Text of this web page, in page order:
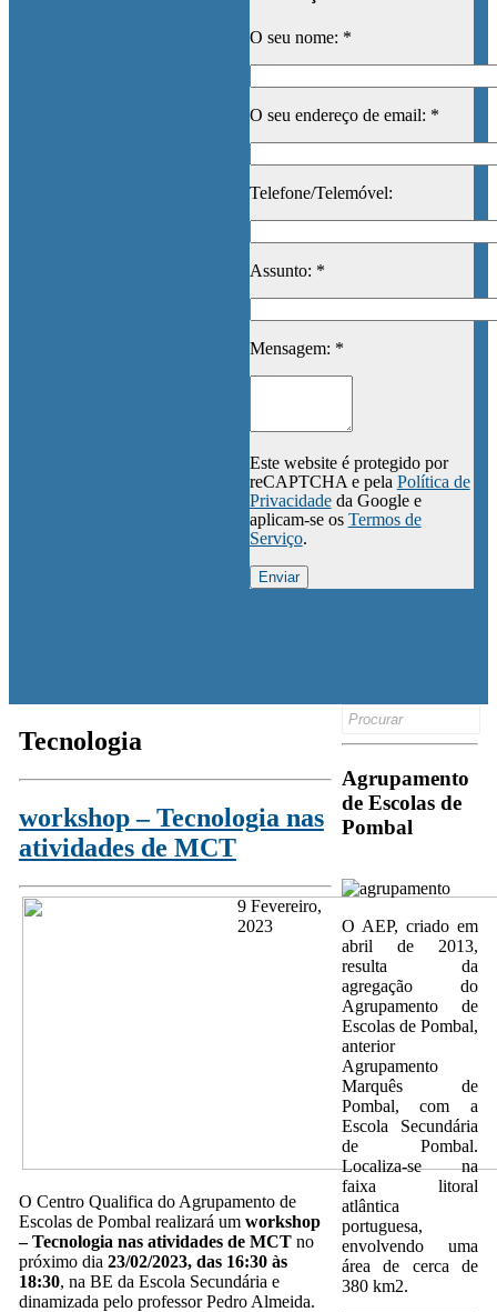
O seu nome: *
O seu endereço de email: *
Telefone/Telemóvel:
Assunto: *
Mensagem: *
Este website é protegido por
reCAPTCHA e pela Política de
Privacidadeda Google e
aplicam-se os Termos de
Serviço.
Tecnologia
workshop – Tecnologia nas
atividades de MCT
9 Fevereiro,
2023
O Centro Qualifica do Agrupamento de
Escolas de Pombal realizará um workshop
– Tecnologia nas atividades de MCTno
próximo dia 23/02/2023, das 16:30 às
18:30, na BE da Escola Secundária e
dinamizada pelo professor Pedro Almeida.
Search
Agrupamento
de Escolas de
Pombal
O AEP, criado em
abril de 2013,
resulta da
agregação do
Agrupamento de
Escolas de Pombal,
anterior
Agrupamento
Marquês de
Pombal, com a
Escola Secundária
de Pombal.
Localiza-se na
faixa litoral
atlântica
portuguesa,
envolvendo uma
área de cerca de
380 km2.